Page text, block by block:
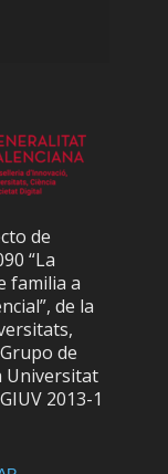
de
“La
familia a
de la
de
Universitat
2013-1